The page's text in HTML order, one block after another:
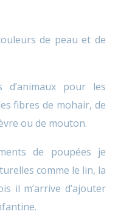
de peau et de
d’animaux pour les
fibres de mohair, de
ou de mouton.
de poupées je
comme le lin, la
il m’arrive d’ajouter